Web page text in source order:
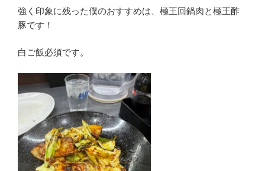
強く印象に残った僕のおすすめは、極王回鍋肉と極王酢
豚です！
白ご飯必須です。